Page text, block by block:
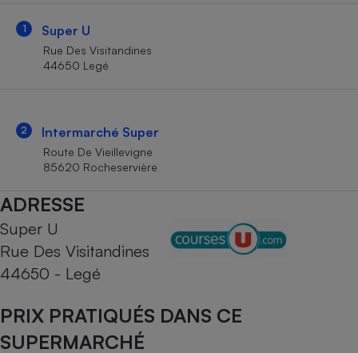
1 Super U
Rue Des Visitandines
44650 Legé
2 Intermarché Super
Route De Vieillevigne
85620 Rocheservière
ADRESSE
Super U
Rue Des Visitandines
44650 - Legé
PRIX PRATIQUÉS DANS CE
SUPERMARCHÉ
induction